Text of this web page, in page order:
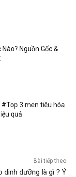
Nguồn Gốc &
3 men tiêu hóa
quả
Bài tiếp theo
dinh dưỡng là gì ? Ý